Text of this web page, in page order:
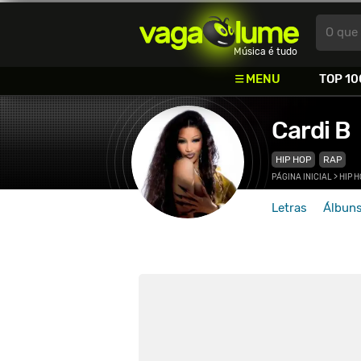
Vagalume
Música é tudo
MENU TOP
O
Cardi B
HIP HOP RAP
Letras Álbuns
PÁGINA INICIAL> HIP